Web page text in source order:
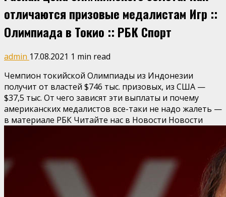
отличаются призовые медалистам Игр ::
Олимпиада в Токио :: РБК Спорт
admin 17.08.2021 1 min read
Чемпион токийской Олимпиады из Индонезии
получит от властей $746 тыс. призовых, из США —
$37,5 тыс. От чего зависят эти выплаты и почему
американских медалистов все-таки не надо жалеть —
в материале РБК Читайте нас в Новости Новости